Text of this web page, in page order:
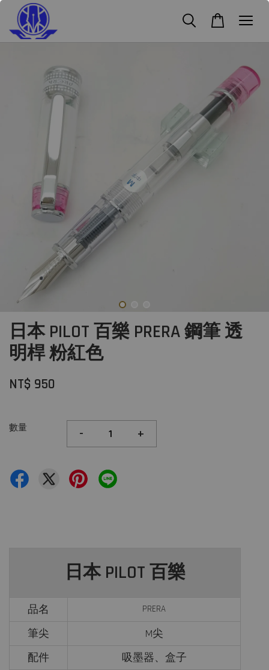
日本 PILOT 百樂 PRERA 鋼筆 透
明桿 粉紅色
NT$ 950
數量 - +
日本 PILOT 百樂
品名 PRERA
筆尖
M尖
配件
吸墨器、盒子